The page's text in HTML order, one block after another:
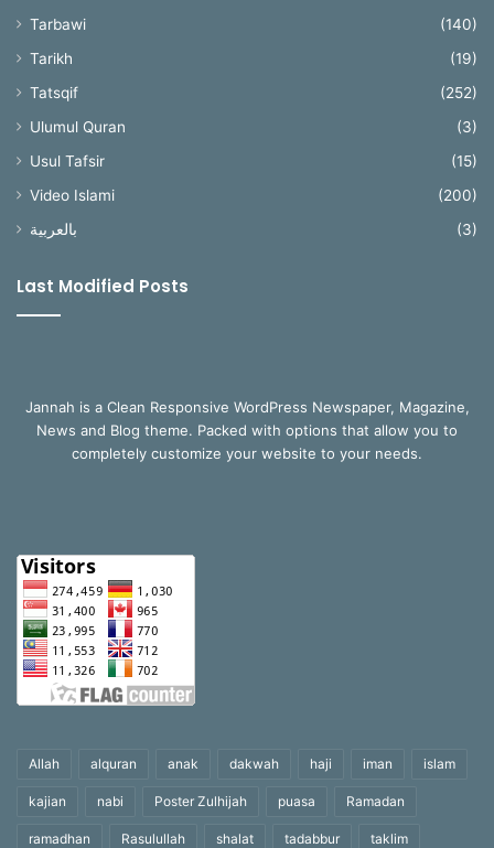
Tarbawi
(140)
Tarikh
(19)
Tatsqif
(252)
Ulumul Quran
(3)
Usul Tafsir
(15)
Video Islami
(200)
بالعربية
(3)
Last Modified Posts
Jannah is a Clean Responsive WordPress Newspaper, Magazine,
News and Blog theme. Packed with options that allow you to
completely customize your website to your needs.
Allah alquran anak dakwah haji iman islam
kajian nabi Poster Zulhijah puasa Ramadan
ramadhan Rasulullah shalat tadabbur taklim